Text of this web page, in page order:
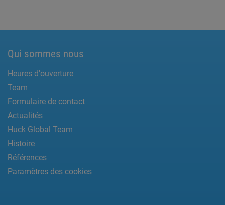
Qui sommes nous
Heures d'ouverture
Team
Formulaire de contact
Actualités
Huck Global Team
Histoire
Références
Paramètres des cookies